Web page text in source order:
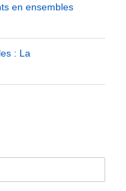
en ensembles
: La